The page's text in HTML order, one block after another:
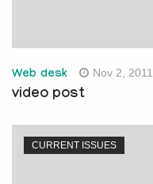
Web desk Nov 2, 2011
video post
CURRENT ISSUES